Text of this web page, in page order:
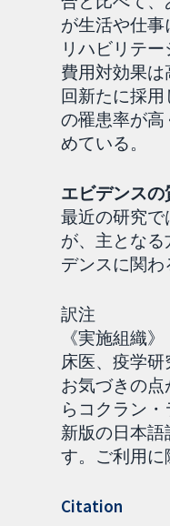
が生活や仕
リハビリテ
費用対効果
回新たに採
の罹患率が
めている。
エビデンスの
最近の研究
が、主とな
デンスに関わ
訳注
《実施組織
床医、疫学
お気づきの
らコクラン
新版の日本
す。ご利用に
Citation